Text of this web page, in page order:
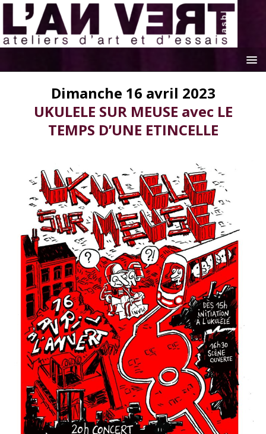
Dimanche 16 avril 2023
UKULELE SUR MEUSE avec LE
TEMPS D’UNE ETINCELLE